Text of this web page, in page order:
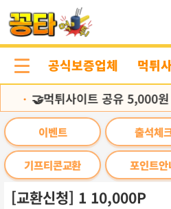
문
로
공식보증업체 먹튀
🤝먹튀사이트 공유 5,000원
이벤트 출석체
기프티콘교환 포인트안
[교환신청] 1 10,000P